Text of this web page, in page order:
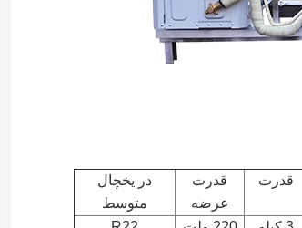
قدرت
قدرت
عرضه
در یخچال
متوسط